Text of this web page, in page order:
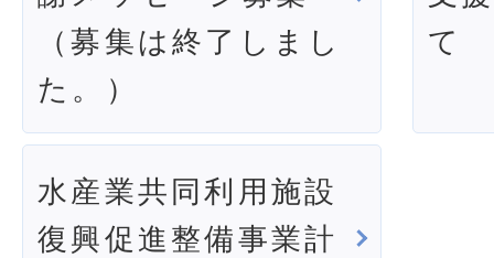
（募集は終了しまし
た。）
て
水産業共同利用施設
復興促進整備事業計